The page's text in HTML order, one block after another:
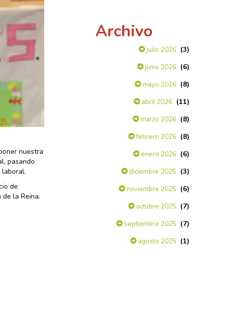
nuestra
pasando
de
la Reina.
Archivo
julio 2026 (3)
junio 2026 (6)
mayo 2026 (8)
abril 2026 (11)
marzo 2026 (8)
febrero 2026 (8)
enero 2026 (6)
diciembre 2025 (3)
noviembre 2025 (6)
octubre 2025 (7)
septiembre 2025 (7)
agosto 2025 (1)